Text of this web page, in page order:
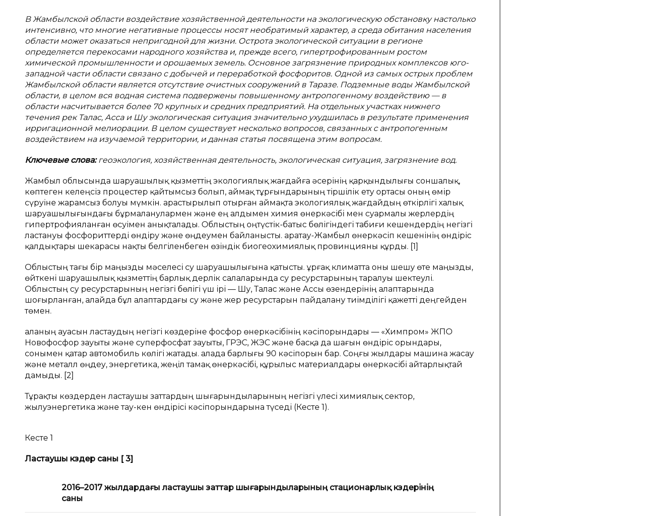
В Жамбылской области воздействие хозяйственной деятельности на экологическую обстановку настолько
интенсивно, что многие негативные процессы носят необратимый характер, а среда обитания населения
области может оказаться непригодной для жизни. Острота экологической ситуации в регионе
определяется перекосами народного хозяйства и, прежде всего, гипертрофированным ростом
химической промышленности и орошаемых земель. Основное загрязнение природных комплексов юго-
западной части области связано с добычей и переработкой фосфоритов. Одной из самых острых проблем
Жамбылской области является отсутствие очистных сооружений в Таразе. Подземные воды Жамбылской
области, в целом вся водная система подвержены повышенному антропогенному воздействию — в
области насчитывается более 70 крупных и средних предприятий. На отдельных участках нижнего
течения рек Талас, Асса и Шу экологическая ситуация значительно ухудшилась в результате применения
ирригационной мелиорации. В целом существует несколько вопросов, связанных с антропогенным
воздействием на изучаемой территории, и данная статья посвящена этим вопросам.
Ключевые слова:геоэкология, хозяйственная деятельность, экологическая ситуация, загрязнение вод.
Жамбыл облысында шаруашылық қызметтің экологиялық жағдайға әсерінің қарқындылығы соншалық,
көптеген келеңсіз процестер қайтымсыз болып, аймақ тұрғындарының тіршілік ету ортасы оның өмір
сүруіне жарамсыз болуы мүмкін. Қарастырылып отырған аймақта экологиялық жағдайдың өткірлігі халық
шаруашылығындағы бұрмаланулармен және ең алдымен химия өнеркәсібі мен суармалы жерлердің
гипертрофияланған өсуімен анықталады. Облыстың оңтүстік-батыс бөлігіндегі табиғи кешендердің негізгі
ластануы фосфориттерді өндіру және өңдеумен байланысты. Қаратау-Жамбыл өнеркәсіп кешенінің өндіріс
қалдықтары шекарасы нақты белгіленбеген өзіндік биогеохимиялық провинцияны құрды. [1]
Облыстың тағы бір маңызды мәселесі су шаруашылығына қатысты. Құрғақ климатта оны шешу өте маңызды,
өйткені шаруашылық қызметтің барлық дерлік салаларында су ресурстарының таралуы шектеулі.
Облыстың су ресурстарының негізгі бөлігі үш ірі — Шу, Талас және Ассы өзендерінің алаптарында
шоғырланған, алайда бұл алаптардағы су және жер ресурстарын пайдалану тиімділігі қажетті деңгейден
төмен.
Қаланың ауасын ластаудың негізгі көздеріне фосфор өнеркәсібінің кәсіпорындары — «Химпром» ЖПО
Новофосфор зауыты және суперфосфат зауыты, ГРЭС, ЖЭС және басқа да шағын өндіріс орындары,
сонымен қатар автомобиль көлігі жатады. Қалада барлығы 90 кәсіпорын бар. Соңғы жылдары машина жасау
және металл өңдеу, энергетика, жеңіл тамақ өнеркәсібі, құрылыс материалдары өнеркәсібі айтарлықтай
дамыды. [2]
Тұрақты көздерден ластаушы заттардың шығарындыларының негізгі үлесі химиялық сектор,
жылуэнергетика және тау-кен өндірісі кәсіпорындарына түседі (Кесте 1).
Кесте 1
Ластаушы көздер саны [ 3]
2016–2017 жылдардағы ластаушы заттар шығарындыларының стационарлық көздерінің
саны